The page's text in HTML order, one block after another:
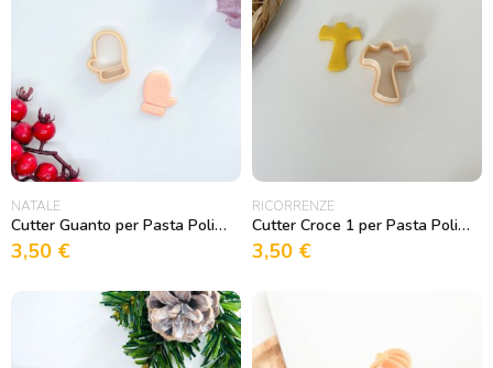
NATALE
Cutter Guanto per Pasta Polimerica
3,50 €
RICORRENZE
Cutter Croce 1 per Pasta Polimerica
3,50 €